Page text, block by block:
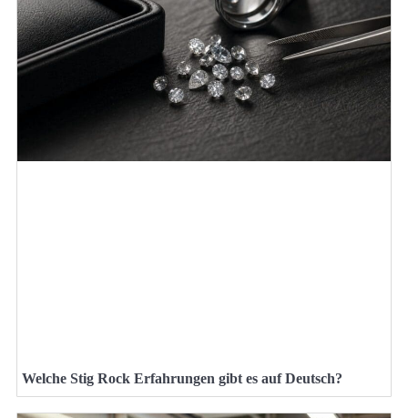
Welche Stig Rock Erfahrungen gibt es auf Deutsch?